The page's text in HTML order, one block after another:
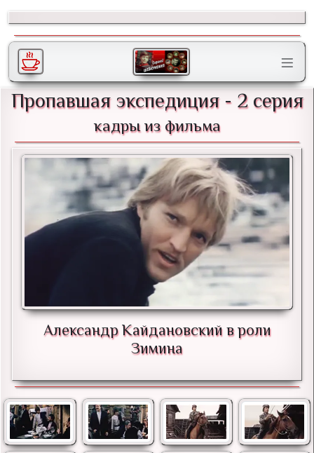
Пропавшая экспедиция - 2 серия
кадры из фильма
Александр Кайдановский в роли
Зимина